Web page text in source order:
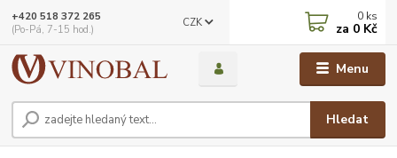
Menu
CZK
Hledat
+420 518 372 265
(Po-Pá, 7-15 hod.)
0 ks
za 0 Kč